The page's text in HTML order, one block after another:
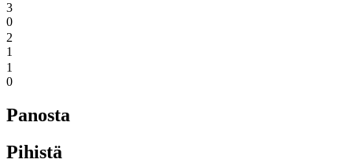
3
0
2
1
1
0
Panosta
Pihistä